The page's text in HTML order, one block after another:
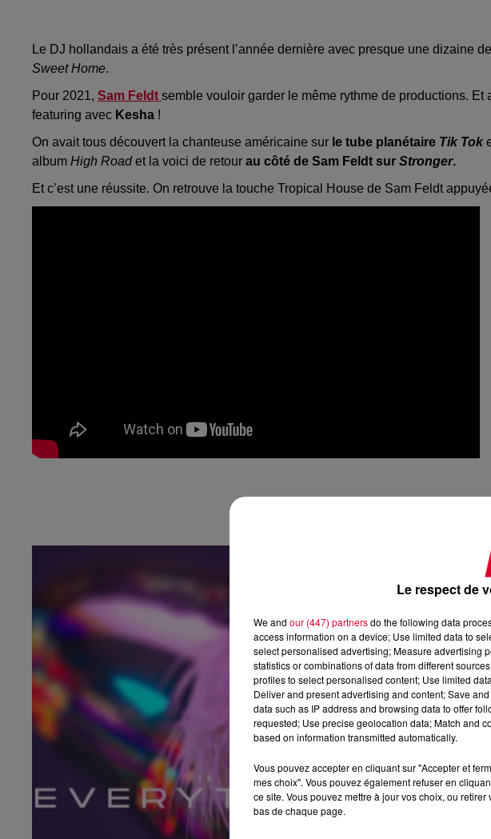
Le DJ hollandais a été très présent l’année dernière avec presque une dizaine
Sweet Home.
Pour 2021, Sam Feldt semble vouloir garder le même rythme de productions. Et
featuring avec Kesha !
On avait tous découvert la chanteuse américaine sur le tube planétaire Tik Tok
album High Road et la voici de retour au côté de Sam Feldt sur Stronger.
Et c’est une réussite. On retrouve la touche Tropical House de Sam Feldt
Le respect de
We and our (447) partnersdo the following data
access information on a device; Use limited data to
select personalised advertising; Measure advertising
statistics or combinations of data from different
profiles to select personalised content; Use limited
Deliver and present advertising and content; Save
data such as IP address and browsing data to offer
requested; Use precise geolocation data; Match and
based on information transmitted automatically.
Vous pouvez accepter en cliquant sur "Accepter et
mes choix". Vous pouvez également refuser en
ce site. Vous pouvez mettre à jour vos choix, ou
bas de chaque page.